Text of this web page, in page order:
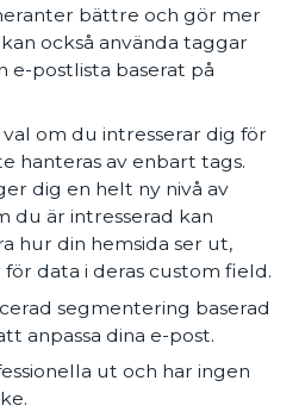
bättre och gör mer
också använda taggar
e-postlista baserat på
om du intresserar dig för
hanteras av enbart tags.
dig en helt ny nivå av
du är intresserad kan
hur din hemsida ser ut,
data i deras custom field.
segmentering baserad
anpassa dina e-post.
ut och har ingen